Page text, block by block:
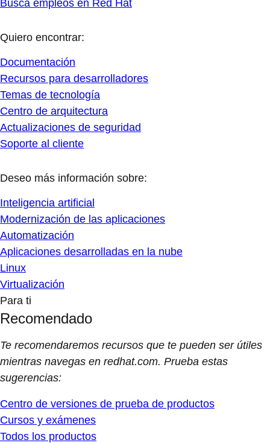
Busca empleos en Red Hat
Quiero encontrar:
Documentación
Recursos para desarrolladores
Temas de tecnología
Centro de arquitectura
Actualizaciones de seguridad
Soporte al cliente
Deseo más información sobre:
Inteligencia artificial
Modernización de las aplicaciones
Automatización
Aplicaciones desarrolladas en la nube
Linux
Virtualización
Para ti
Recomendado
Te recomendaremos recursos que te pueden ser útiles
mientras navegas en redhat.com. Prueba estas
sugerencias:
Centro de versiones de prueba de productos
Cursos y exámenes
Todos los productos